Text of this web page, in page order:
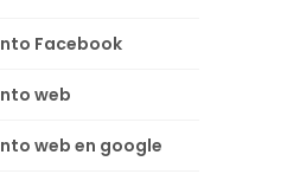
Facebook
web
web en google